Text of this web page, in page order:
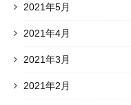
2021年5月
2021年4月
2021年3月
2021年2月